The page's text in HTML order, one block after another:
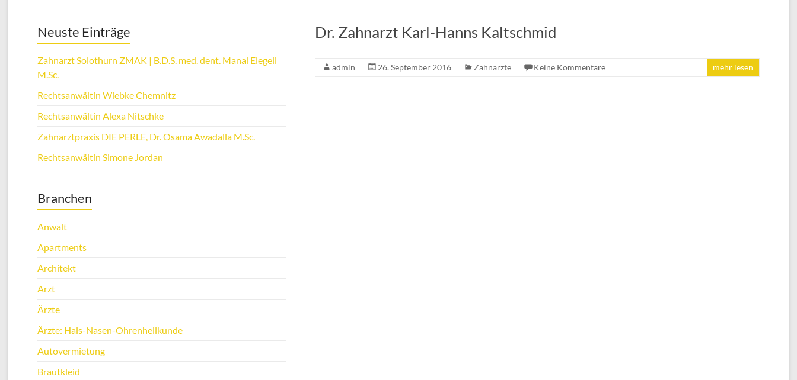
Dr. Zahnarzt Karl-Hanns Kaltschmid
admin 26. September 2016 Zahnärzte Keine Kommentare mehr lesen
Neuste Einträge
Zahnarzt Solothurn ZMAK | B.D.S. med. dent. Manal Elegeli
M.Sc.
Rechtsanwältin Wiebke Chemnitz
Rechtsanwältin Alexa Nitschke
Zahnarztpraxis DIE PERLE, Dr. Osama Awadalla M.Sc.
Rechtsanwältin Simone Jordan
Branchen
Anwalt
Apartments
Architekt
Arzt
Ärzte
Ärzte: Hals-Nasen-Ohrenheilkunde
Autovermietung
Brautkleid